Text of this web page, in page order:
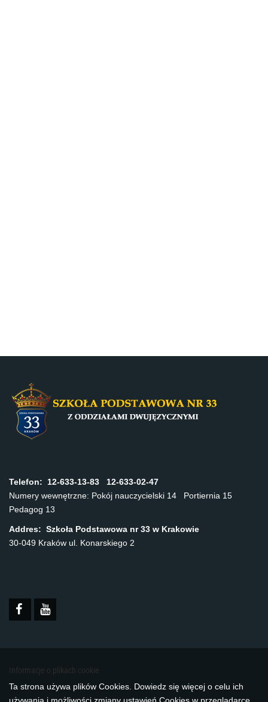
Telefon:
12-633-13-83 12-633-02-47
Numery wewnętrzne: Pokój nauczycielski 14 Portiernia 15
Pedagog 13
Addres: Szkoła Podstawowa nr 33 w Krakowie
30-049 Kraków ul. Konarskiego 2
Informacje o plikach cookie
Ta strona używa plików Cookies. Dowiedz się więcej o celu ich